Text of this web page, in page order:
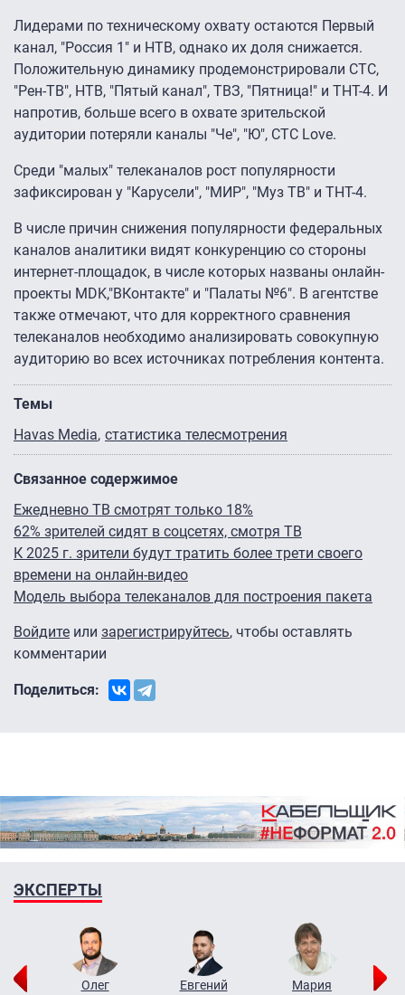
Лидерами по техническому охвату остаются Первый
канал, "Россия 1" и НТВ, однако их доля снижается.
Положительную динамику продемонстрировали СТС,
"Рен-ТВ", НТВ, "Пятый канал", ТВЗ, "Пятница!" и ТНТ-4. И
напротив, больше всего в охвате зрительской
аудитории потеряли каналы "Че", "Ю", СТС Love.
Среди "малых" телеканалов рост популярности
зафиксирован у "Карусели", "МИР", "Муз ТВ" и ТНТ-4.
В числе причин снижения популярности федеральных
каналов аналитики видят конкуренцию со стороны
интернет-площадок, в числе которых названы онлайн-
проекты MDK,"ВКонтакте" и "Палаты №6". В агентстве
также отмечают, что для корректного сравнения
телеканалов необходимо анализировать совокупную
аудиторию во всех источниках потребления контента.
Темы
Havas Media статистика телесмотрения
Связанное содержимое
Ежедневно ТВ смотрят только 18%
62% зрителей сидят в соцсетях, смотря ТВ
К 2025 г. зрители будут тратить более трети своего
времени на онлайн-видео
Модель выбора телеканалов для построения пакета
Войдите или зарегистрируйтесь, чтобы оставлять
комментарии
Поделиться:
ЭКСПЕРТЫ
Олег
Евгений
Мария